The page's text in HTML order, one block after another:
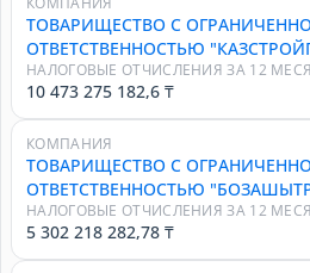
ТОВАРИЩЕСТВО С
ОТВЕТСТВЕННОСТЬЮ
НАЛОГОВЫЕ ОТЧИСЛЕНИЯ ЗА 12
10 473 275 182,6 ₸
КОМПАНИЯ
ТОВАРИЩЕСТВО С
ОТВЕТСТВЕННОСТЬЮ
НАЛОГОВЫЕ ОТЧИСЛЕНИЯ ЗА 12
5 302 218 282,78 ₸